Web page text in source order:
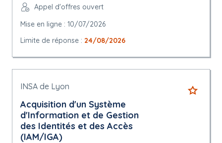
Appel d'offres ouvert
Mise en ligne : 10/07/2026
Limite de réponse : 24/08/2026
INSA de Lyon
Acquisition d'un Système
d'Information et de Gestion
des Identités et des Accès
(IAM/IGA)